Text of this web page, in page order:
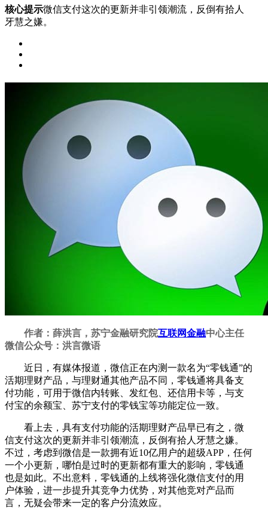
核心提示微信支付这次的更新并非引领潮流，反倒有拾人
牙慧之嫌。
作者：薛洪言，苏宁金融研究院互联网金融中心主任
微信公众号：洪言微语
近日，有媒体报道，微信正在内测一款名为“零钱通”的
活期理财产品，与理财通其他产品不同，零钱通将具备支
付功能，可用于微信内转账、发红包、还信用卡等，与支
付宝的余额宝、苏宁支付的零钱宝等功能定位一致。
看上去，具有支付功能的活期理财产品早已有之，微
信支付这次的更新并非引领潮流，反倒有拾人牙慧之嫌。
不过，考虑到微信是一款拥有近10亿用户的超级APP，任何
一个小更新，哪怕是过时的更新都有重大的影响，零钱通
也是如此。不出意料，零钱通的上线将强化微信支付的用
户体验，进一步提升其竞争力优势，对其他竞对产品而
言，无疑会带来一定的客户分流效应。